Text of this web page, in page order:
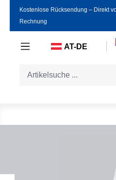
Zum Hauptinhalt springen
Kostenlose Rücksendung ‒ Direkt
Rechnung
AT-DE